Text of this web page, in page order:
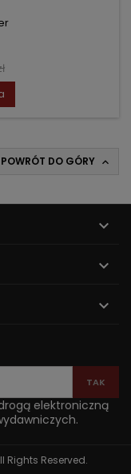
POWRÓT DO GÓRY 



elektroniczną
Reserved.